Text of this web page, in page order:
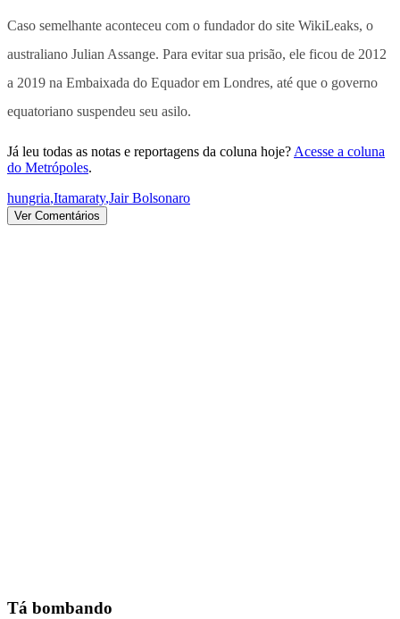
Caso semelhante aconteceu com o fundador do site WikiLeaks, o
australiano Julian Assange. Para evitar sua prisão, ele ficou de 2012
a 2019 na Embaixada do Equador em Londres, até que o governo
equatoriano suspendeu seu asilo.
Já leu todas as notas e reportagens da coluna hoje? Acesse a coluna
do Metrópoles.
hungria,Itamaraty,Jair Bolsonaro
Ver Comentários
Tá bombando